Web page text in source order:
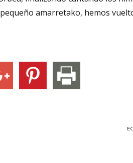
amarretako, hemos